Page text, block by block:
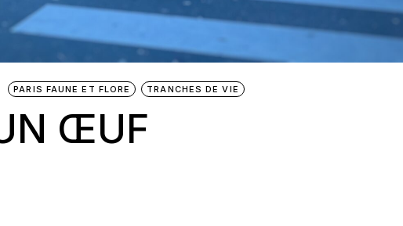
PARIS FAUNE ET FLORE TRANCHES DE VIE
ŒUF